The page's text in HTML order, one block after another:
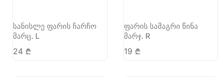
სანისლე ფარის ჩარჩო
მარც. L
24 ₾
ფარის სამაგრი წინა
მარჯ. R
19 ₾